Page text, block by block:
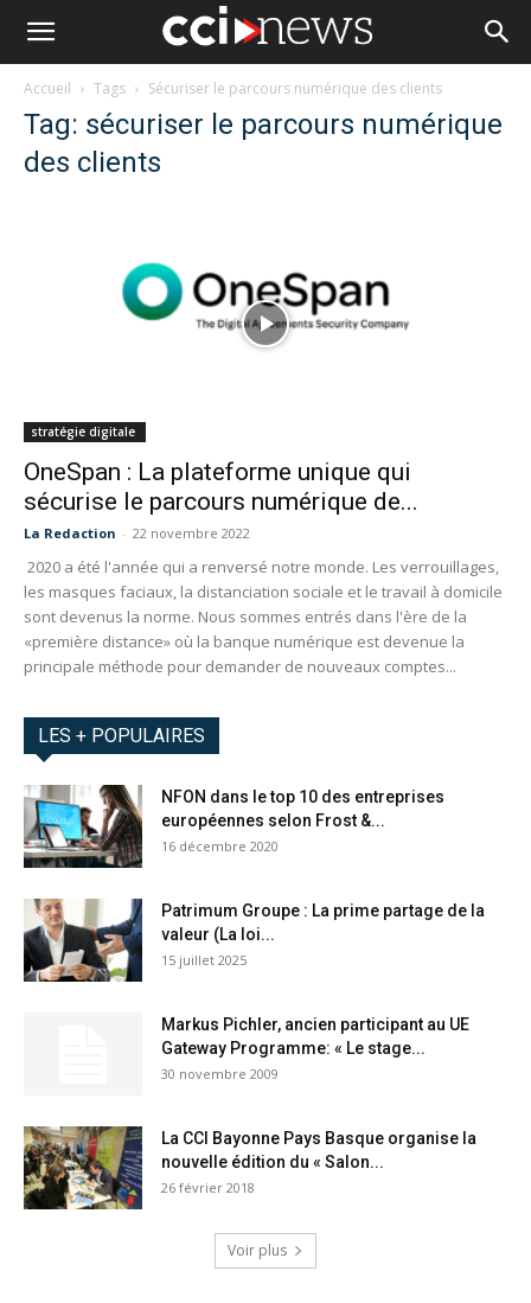
Accueil Tags Sécuriser le parcours numérique des clients
Tag: sécuriser le parcours numérique
des clients
stratégie digitale
OneSpan : La plateforme unique qui
sécurise le parcours numérique de...
La Redaction - 22 novembre 2022
2020 a été l'année qui a renversé notre monde. Les verrouillages,
les masques faciaux, la distanciation sociale et le travail à domicile
sont devenus la norme. Nous sommes entrés dans l'ère de la
«première distance» où la banque numérique est devenue la
principale méthode pour demander de nouveaux comptes...
LES + POPULAIRES
NFON dans le top 10 des entreprises
européennes selon Frost &...
16 décembre 2020
Patrimum Groupe : La prime partage de la
valeur (La loi...
15 juillet 2025
Markus Pichler, ancien participant au UE
Gateway Programme: « Le stage...
30 novembre 2009
La CCI Bayonne Pays Basque organise la
nouvelle édition du « Salon...
26 février 2018
Voir plus